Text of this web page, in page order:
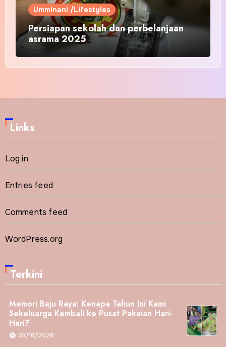
Umminani /Lifestyles
Persiapan sekolah dan perbelanjaan
asrama 2025
Links
Log in
Entries feed
Comments feed
WordPress.org
Terkini
Memori Baju Raya: Kenapa Tahun Ini Kami
Sekeluarga Kembali ke Pusat Pakaian Hari-
Hari?
03/16/2026